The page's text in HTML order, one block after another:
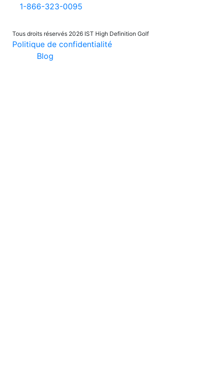
1-866-323-0095
Tous droits réservés 2026 IST High Definition Golf
Politique de confidentialité
Blog